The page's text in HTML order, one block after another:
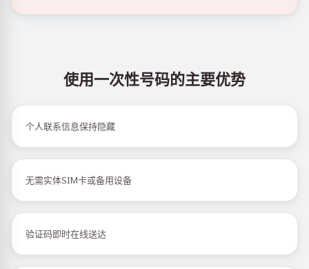
使用一次性号码的主要优势
个人联系信息保持隐藏
无需实体SIM卡或备用设备
验证码即时在线送达